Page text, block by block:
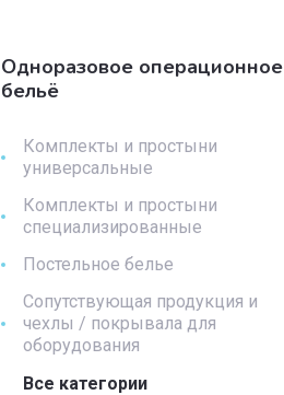
Одноразовое операционное
бельё
Комплекты и простыни
универсальные
Комплекты и простыни
специализированные
Постельное белье
Сопутствующая продукция и
чехлы / покрывала для
оборудования
Все категории